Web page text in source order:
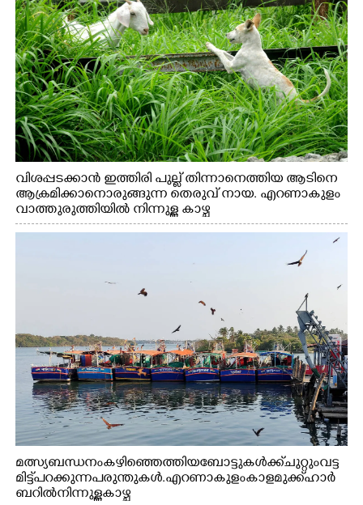
വിശപ്പടക്കാൻ ഇത്തിരി പുല്ല് തിന്നാനെത്തിയ ആടിനെ
ആക്രമിക്കാനൊരുങ്ങുന്ന തെരുവ് നായ. എറണാകുളം
വാത്തുരുത്തിയിൽ നിന്നുള്ള കാഴ്ച
മത്സ്യബന്ധനം കഴിഞ്ഞെത്തിയ ബോട്ടുകൾക്ക് ചുറ്റും വട്ട
മിട്ട് പറക്കുന്ന പരുന്തുകൾ. എറണാകുളം കാളമുക്ക് ഹാർ
ബറിൽ നിന്നുള്ള കാഴ്ച